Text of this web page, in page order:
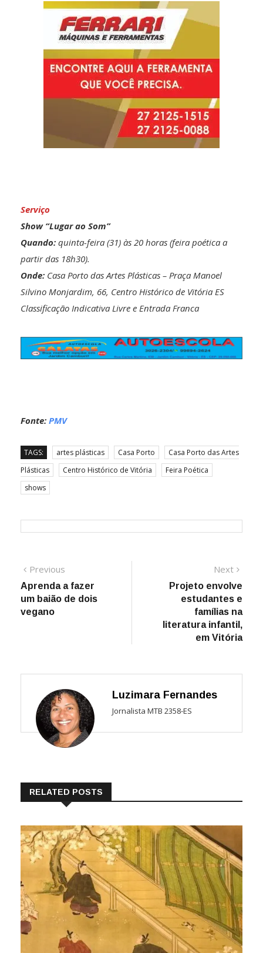
Serviço
Show “Lugar ao Som”
Quando: quinta-feira (31) às 20 horas (feira poética a
partir das 18h30).
Onde: Casa Porto das Artes Plásticas – Praça Manoel
Silvino Monjardim, 66, Centro Histórico de Vitória ES
Classificação Indicativa Livre e Entrada Franca
Fonte: PMV
TAGS: artes plásticas Casa Porto
Casa Porto das Artes
Plásticas
Centro Histórico de Vitória
Feira Poética
shows
Navegação
de
Post
Previous
post:
Aprenda a fazer
um baião de dois
vegano
Next
Projeto envolve
estudantes e
famílias na
literatura infantil,
em Vitória
Luzimara Fernandes
Jornalista MTB 2358-ES
RELATED POSTS